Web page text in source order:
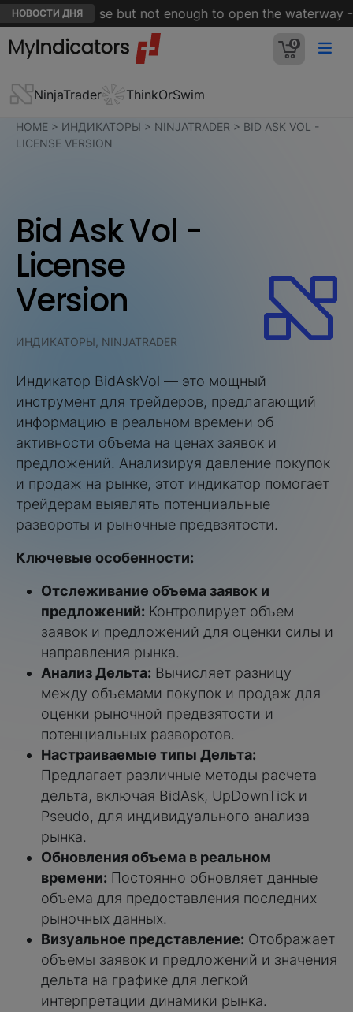
НОВОСТИ ДНЯis close but not enough to open the waterway -
0
NinjaTrader ThinkOrSwim
HOME > ИНДИКАТОРЫ > NINJATRADER > BID ASK VOL -
LICENSE VERSION
Bid Ask Vol -
License
Version
ИНДИКАТОРЫ, NINJATRADER
Индикатор BidAskVol — это мощный
инструмент для трейдеров, предлагающий
информацию в реальном времени об
активности объема на ценах заявок и
предложений. Анализируя давление покупок
и продаж на рынке, этот индикатор помогает
трейдерам выявлять потенциальные
развороты и рыночные предвзятости.
Ключевые особенности:
Отслеживание объема заявок и
предложений: Контролирует объем
заявок и предложений для оценки силы и
направления рынка.
Анализ Дельта: Вычисляет разницу
между объемами покупок и продаж для
оценки рыночной предвзятости и
потенциальных разворотов.
Настраиваемые типы Дельта:
Предлагает различные методы расчета
дельта, включая BidAsk, UpDownTick и
Pseudo, для индивидуального анализа
рынка.
Обновления объема в реальном
времени: Постоянно обновляет данные
объема для предоставления последних
рыночных данных.
Визуальное представление: Отображает
объемы заявок и предложений и значения
дельта на графике для легкой
интерпретации динамики рынка.